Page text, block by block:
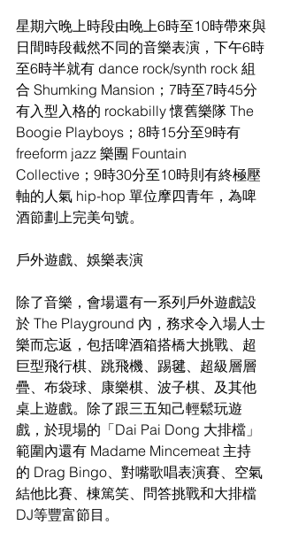
星期六晚上時段由晚上6時至10時帶來與
日間時段截然不同的音樂表演，下午6時
至6時半就有 dance rock/synth rock 組
合 Shumking Mansion；7時至7時45分
有入型入格的 rockabilly 懷舊樂隊 The
Boogie Playboys；8時15分至9時有
freeform jazz 樂團 Fountain
Collective；9時30分至10時則有終極壓
軸的人氣 hip-hop 單位摩四青年，為啤
酒節劃上完美句號。
戶外遊戲、娛樂表演
除了音樂，會場還有一系列戶外遊戲設
於 The Playground 內，務求令入場人士
樂而忘返，包括啤酒箱搭橋大挑戰、超
巨型飛行棋、跳飛機、踢毽、超級層層
疊、布袋球、康樂棋、波子棋、及其他
桌上遊戲。除了跟三五知己輕鬆玩遊
戲，於現場的「Dai Pai Dong 大排檔」
範圍內還有 Madame Mincemeat 主持
的 Drag Bingo、對嘴歌唱表演賽、空氣
結他比賽、棟篤笑、問答挑戰和大排檔
DJ等豐富節目。